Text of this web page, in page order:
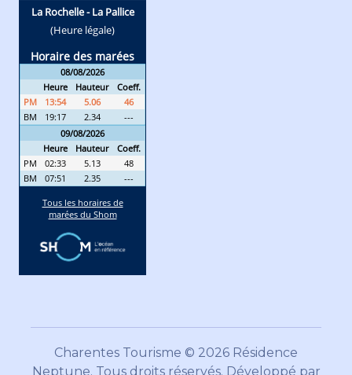
Charentes Tourisme © 2026 Résidence
Neptune. Tous droits réservés. Développé par